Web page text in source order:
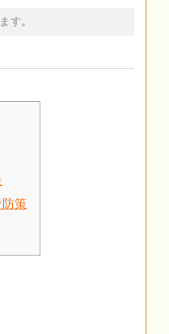
す。
策